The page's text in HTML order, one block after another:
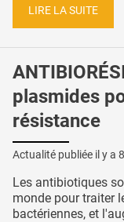
LIRE LA SUITE
plasmides
résistance
Actualité publiée il y a
Les antibiotiques
monde pour traiter
bactériennes, et